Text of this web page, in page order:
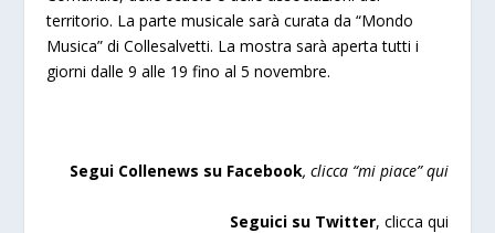
territorio. La parte musicale sarà curata da “Mondo
Musica” di Collesalvetti. La mostra sarà aperta tutti i
giorni dalle 9 alle 19 fino al 5 novembre.
Segui Collenews su Facebook, clicca “mi piace”qui
Seguici su Twitter, clicca qui